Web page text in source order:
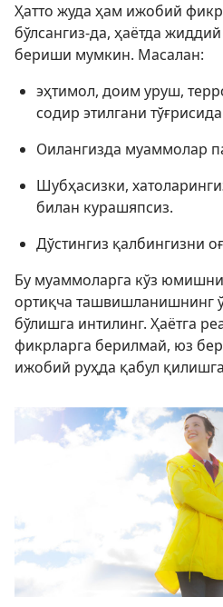
Ҳатто жуда ҳам ижобий
бўлсангиз-да, ҳаётда
бериши мумкин. Масалан:
эҳтимол, доим уруш,
содир этилгани
Оилангизда муаммолар
Шубҳасизки,
билан курашяпсиз.
Дўстингиз қалбингизни
Бу муаммоларга кўз
ортиқча ташвишланишнинг
бўлишга интилинг. Ҳаётга
фикрларга берилмай, юз
ижобий руҳда қабул